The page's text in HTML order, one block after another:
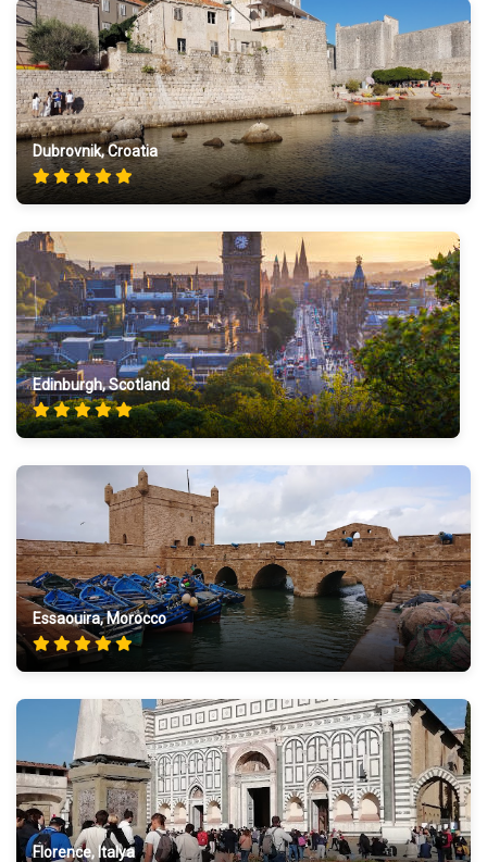
Dubrovnik, Croatia
Edinburgh, Scotland
Essaouira, Morocco
Florence, Italya